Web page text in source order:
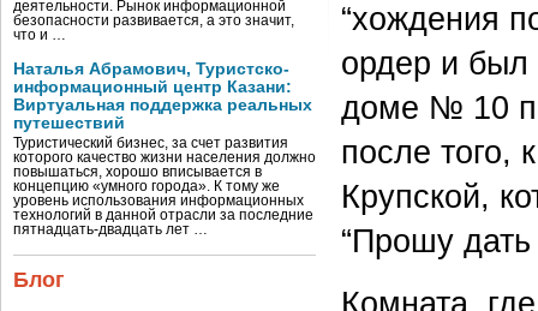
деятельности. Рынок информационной
безопасности развивается, а это значит,
что и …
Наталья Абрамович, Туристско-
информационный центр Казани:
Виртуальная поддержка реальных
путешествий
Туристический бизнес, за счет развития
которого качество жизни населения должно
повышаться, хорошо вписывается в
концепцию «умного города». К тому же
уровень использования информационных
технологий в данной отрасли за последние
пятнадцать-двадцать лет …
Блог
“хождения
ордер и был
доме № 10
после того,
Крупской,
“Прошу
Комната,